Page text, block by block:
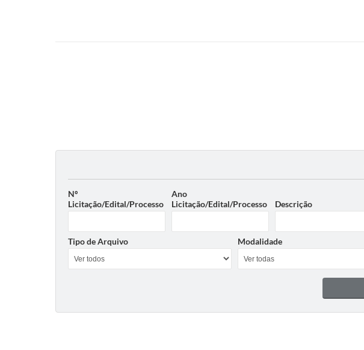
Nº
Licitação/Edital/Processo
Ano
Licitação/Edital/Processo
Descrição
Tipo de Arquivo Modalidade